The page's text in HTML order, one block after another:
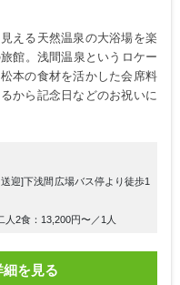
える天然温泉の大浴場を楽
館。浅間温泉というロケー
本の食材を活かした会席料
から記念日などのお祝いに
迎]下浅間広場バス停より徒歩1
2食：13,200円〜／1人
を見る